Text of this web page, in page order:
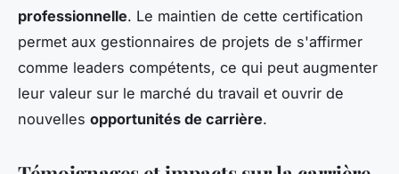
professionnelle. Le maintien de cette certification
permet aux gestionnaires de projets de s'affirmer
comme leaders compétents, ce qui peut augmenter
leur valeur sur le marché du travail et ouvrir de
nouvelles opportunités de carrière.